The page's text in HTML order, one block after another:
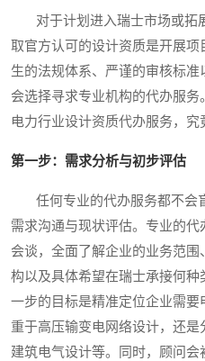
对于计划进入瑞士市场或拓
取官方认可的设计资质是开展
生的法规体系、严谨的审核标
会选择寻求专业机构的代办服
电力行业设计资质代办服务，究
第一步：需求分析与初步评估
任何专业的代办服务都不会
需求沟通与现状评估。专业的
会谈，全面了解企业的业务范
构以及具体希望在瑞士承接何
一步的目标是精准定位企业需要
重于高压输变电网络设计，还
建筑电气设计等。同时，顾问